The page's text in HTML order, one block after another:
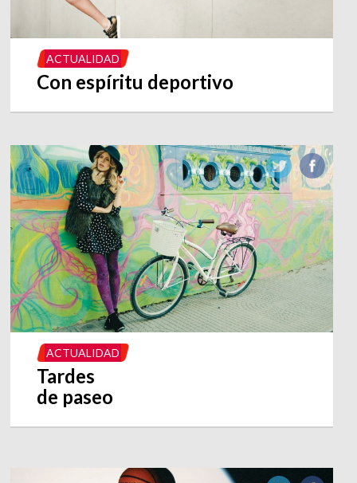
ACTUALIDAD
Con espíritu deportivo
ACTUALIDAD
Tardes
de paseo